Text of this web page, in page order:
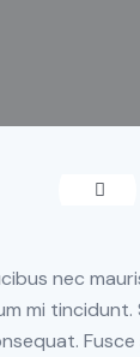
nec
mi tincidunt.